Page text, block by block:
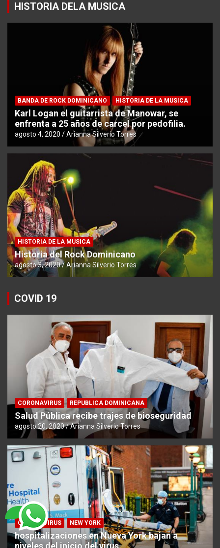
HISTORIA DELA MUSICA
BANDA DE ROCK DOMINICANO HISTORIA DE LA MUSICA
Karl Logan el guitarrista de Manowar, se
enfrenta a 25 años de carcel por pedofilia.
agosto 4, 2020 Arianna Silverio Torres
HISTORIA DE LA MUSICA
Historia del Rock Dominicano
agosto 3, 2020 Arianna Silverio Torres
COVID 19
CORONAVIRUS REPUBLICA DOMINICANA
Salud Pública recibe trajes de bioseguridad
agosto 20, 2020 Arianna Silverio Torres
CORONAVIRUS NEW YORK
hospitalizaciones en Nueva York bajan a